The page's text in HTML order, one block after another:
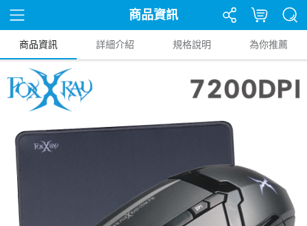
商品資訊
商品資訊 詳細介紹 規格說明 為你推薦